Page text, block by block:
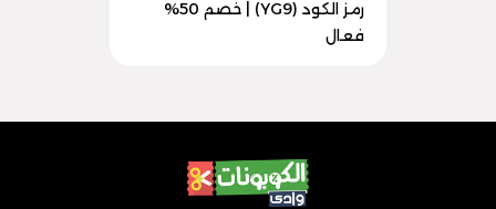
رمز الكود (YG9) | خصم 50%
فعال